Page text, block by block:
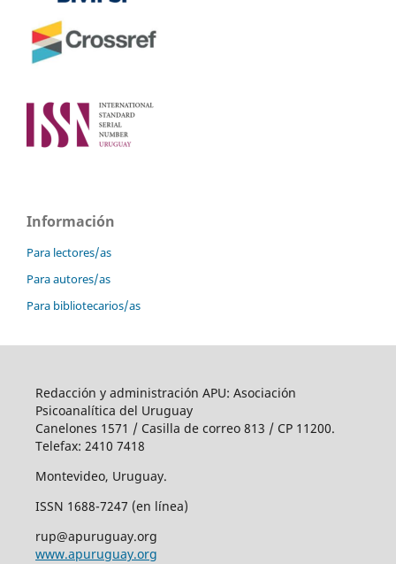
Información
Para lectores/as
Para autores/as
Para bibliotecarios/as
Redacción y administración APU: Asociación
Psicoanalítica del Uruguay
Canelones 1571 / Casilla de correo 813 / CP 11200.
Telefax: 2410 7418
Montevideo, Uruguay.
ISSN 1688-7247 (en línea)
rup@apuruguay.org
www.apuruguay.org